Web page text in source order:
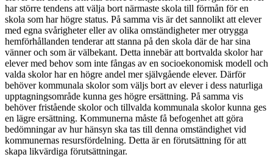
har större tendens att välja bort närmaste skola till förmån för en
skola som har högre status. På samma vis är det sannolikt att elever
med egna svårigheter eller av olika omständigheter mer otrygga
hemförhållanden tenderar att stanna på den skola där de har sina
vänner och som är välbekant. Detta innebär att bortvalda skolor har
elever med behov som inte fångas av en socioekonomisk modell och
valda skolor har en högre andel mer självgående elever. Därför
behöver kommunala skolor som väljs bort av elever i dess naturliga
upptagningsområde kunna ges högre ersättning. På samma vis
behöver fristående skolor och tillvalda kommunala skolor kunna ges
en lägre ersättning. Kommunerna måste få befogenhet att göra
bedömningar av hur hänsyn ska tas till denna omständighet vid
kommunernas resursfördelning. Detta är en förutsättning för att
skapa likvärdiga förutsättningar.